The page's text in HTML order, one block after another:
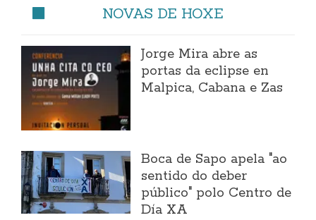
NOVAS DE HOXE
Jorge Mira abre as
portas da eclipse en
Malpica, Cabana e Zas
Boca de Sapo apela "ao
sentido do deber
público" polo Centro de
Día XA